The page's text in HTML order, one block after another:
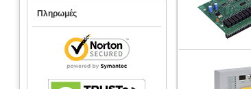
Πληρωμές